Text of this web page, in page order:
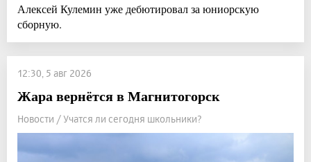
Алексей Кулемин уже дебютировал за юниорскую
сборную.
12:30, 5 авг 2026
Жара вернётся в Магнитогорск
Новости / Учатся ли сегодня школьники?